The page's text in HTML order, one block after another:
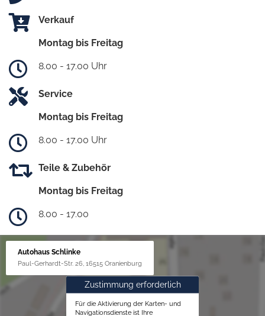
Verkauf
Montag bis Freitag
8.00 - 17.00 Uhr
Service
Montag bis Freitag
8.00 - 17.00 Uhr
Teile & Zubehör
Montag bis Freitag
8.00 - 17.00
Autohaus Schlinke
Paul-Gerhardt-Str. 26, 16515 Oranienburg
Zustimmung erforderlich
Für die Aktivierung der Karten- und
Navigationsdienste ist Ihre